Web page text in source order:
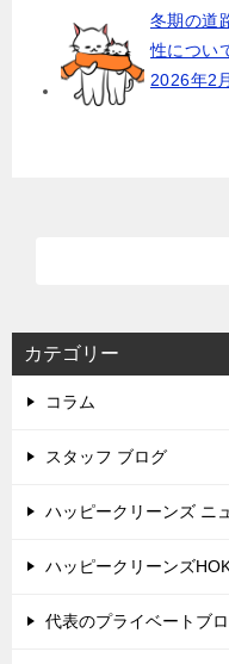
冬期の道
性につい
2026年2
カテゴリー
コラム
スタッフ ブログ
ハッピークリーンズ ニ
ハッピークリーンズ
代表のプライベートブ